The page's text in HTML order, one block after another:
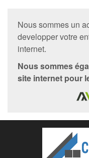
Nous sommes un
developper votre
internet.
Nous sommes
site internet pour